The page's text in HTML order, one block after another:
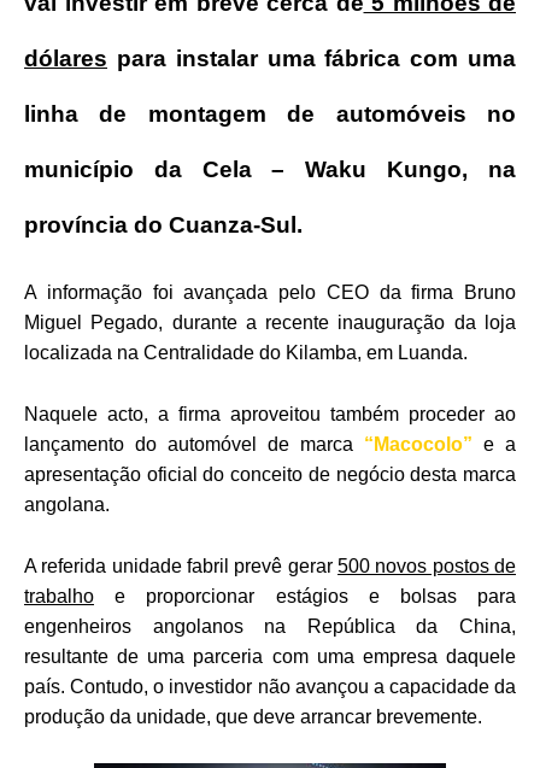
dólares para instalar uma fábrica com uma
linha de montagem de automóveis no
município da Cela – Waku Kungo, na
província do Cuanza-Sul.
A informação foi avançada pelo CEO da firma Bruno
Miguel Pegado, durante a recente inauguração da loja
localizada na Centralidade do Kilamba, em Luanda.
Naquele acto, a firma aproveitou também proceder ao
lançamento do automóvel de marca “Macocolo” e a
apresentação oficial do conceito de negócio desta marca
angolana.
A referida unidade fabril prevê gerar 500 novos postos de
trabalho e proporcionar estágios e bolsas para
engenheiros angolanos na República da China,
resultante de uma parceria com uma empresa daquele
país. Contudo, o investidor não avançou a capacidade da
produção da unidade, que deve arrancar brevemente.